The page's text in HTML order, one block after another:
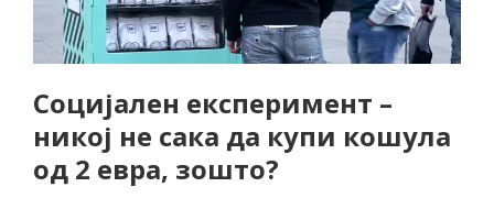
Социјален експеримент –
никој не сака да купи кошула
од 2 евра, зошто?